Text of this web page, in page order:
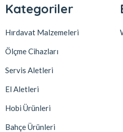
Kategoriler
Hırdavat Malzemeleri
Ölçme Cihazları
Servis Aletleri
El Aletleri
Hobi Ürünleri
Bahçe Ürünleri